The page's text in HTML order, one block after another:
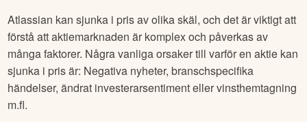
Atlassian kan sjunka i pris av olika skäl, och det är viktigt att
förstå att aktiemarknaden är komplex och påverkas av
många faktorer. Några vanliga orsaker till varför en aktie kan
sjunka i pris är: Negativa nyheter, branschspecifika
händelser, ändrat investerarsentiment eller vinsthemtagning
m.fl.